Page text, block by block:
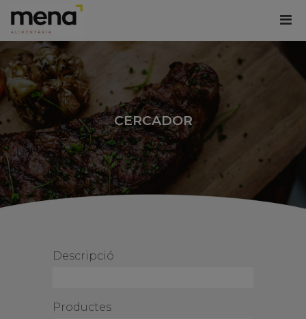
CERCADOR
Descripció
Productes